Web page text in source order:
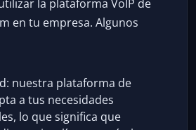
la plataforma VoIP de
en tu empresa. Algunos
nuestra plataforma de
a tus necesidades
lo que significa que